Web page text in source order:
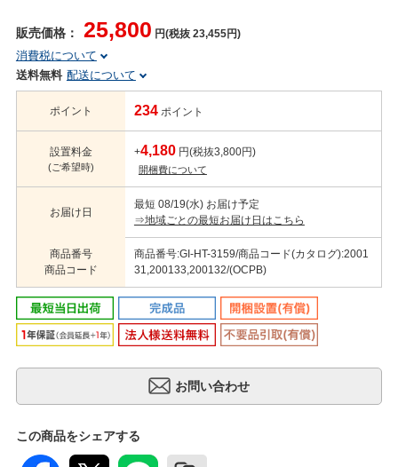
販売価格： 25,800 円(税抜 23,455円)
消費税について
送料無料 配送について
ポイント 234 ポイント
設置料金
(ご希望時)
+4,180 円(税抜3,800円)
開梱費について
お届け日
最短 08/19(水) お届け予定
⇒地域ごとの最短お届け日はこちら
商品番号
商品コード
商品番号:GI-HT-3159/商品コード(カタログ):2001
31,200133,200132/(OCPB)
この商品をシェアする